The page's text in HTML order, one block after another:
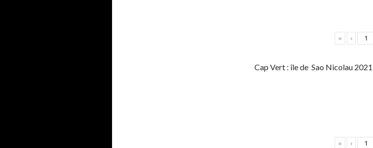
« ‹
Cap Vert : île de Sao Nicolau 2021
« ‹